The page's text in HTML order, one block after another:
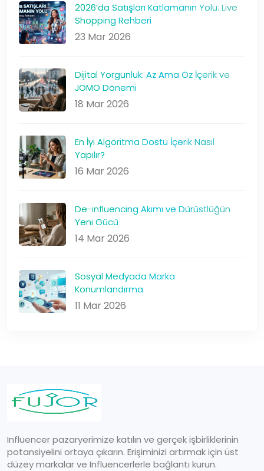
2026’da Satışları Katlamanın Yolu: Live
Shopping Rehberi
23 Mar 2026
Dijital Yorgunluk: Az Ama Öz İçerik ve
JOMO Dönemi
18 Mar 2026
En İyi Algoritma Dostu İçerik Nasıl
Yapılır?
16 Mar 2026
De-influencing Akımı ve Dürüstlüğün
Yeni Gücü
14 Mar 2026
Sosyal Medyada Marka
Konumlandırma
11 Mar 2026
Influencer pazaryerimize katılın ve gerçek işbirliklerinin
potansiyelini ortaya çıkarın. Erişiminizi artırmak için üst
düzey markalar ve Influencerlerle bağlantı kurun.